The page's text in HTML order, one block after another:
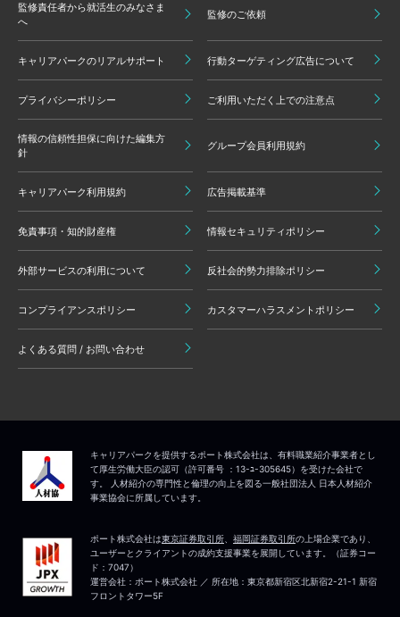
監修責任者から就活生のみなさま
へ
監修のご依頼
キャリアパークのリアルサポート 行動ターゲティング広告について
プライバシーポリシー ご利用いただく上での注意点
情報の信頼性担保に向けた編集方
針
グループ会員利用規約
キャリアパーク利用規約 広告掲載基準
免責事項・知的財産権 情報セキュリティポリシー
外部サービスの利用について 反社会的勢力排除ポリシー
コンプライアンスポリシー カスタマーハラスメントポリシー
よくある質問 / お問い合わせ